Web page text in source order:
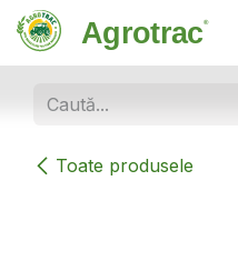
Sari la conținut
Toate produsele